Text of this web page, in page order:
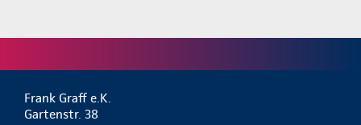
Frank Graff e.K.
Gartenstr. 38